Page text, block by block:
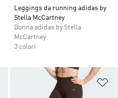
Leggings da running adidas by
Stella McCartney
Donna adidas by Stella
McCartney
3 colori
Aggiungi alla lista dei desideri